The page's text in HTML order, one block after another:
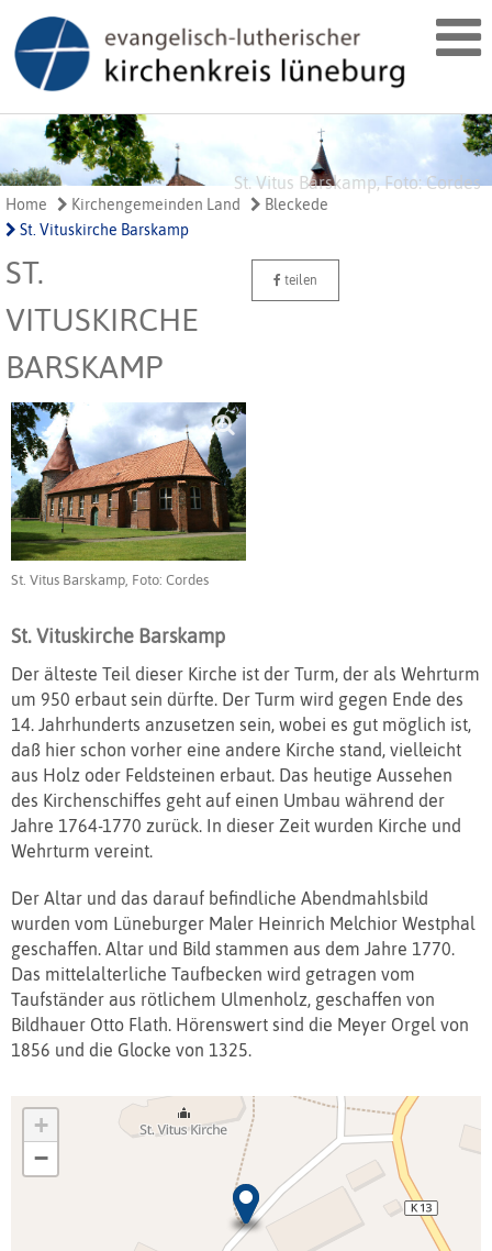
St. Vitus Barskamp, Foto: Cordes
Home Kirchengemeinden Land
Bleckede
St. Vituskirche Barskamp
ST.
VITUSKIRCHE
BARSKAMP
teilen
St. Vitus Barskamp, Foto: Cordes
St. Vituskirche Barskamp
Der älteste Teil dieser Kirche ist der Turm, der als Wehrturm
um 950 erbaut sein dürfte. Der Turm wird gegen Ende des
14. Jahrhunderts anzusetzen sein, wobei es gut möglich ist,
daß hier schon vorher eine andere Kirche stand, vielleicht
aus Holz oder Feldsteinen erbaut. Das heutige Aussehen
des Kirchenschiffes geht auf einen Umbau während der
Jahre 1764-1770 zurück. In dieser Zeit wurden Kirche und
Wehrturm vereint.
Der Altar und das darauf befindliche Abendmahlsbild
wurden vom Lüneburger Maler Heinrich Melchior Westphal
geschaffen. Altar und Bild stammen aus dem Jahre 1770.
Das mittelalterliche Taufbecken wird getragen vom
Taufständer aus rötlichem Ulmenholz, geschaffen von
Bildhauer Otto Flath. Hörenswert sind die Meyer Orgel von
1856 und die Glocke von 1325.
+
−